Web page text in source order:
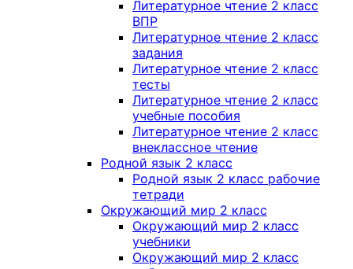
Литературное чтение 2 класс
ВПР
Литературное чтение 2 класс
задания
Литературное чтение 2 класс
тесты
Литературное чтение 2 класс
учебные пособия
Литературное чтение 2 класс
внеклассное чтение
Родной язык 2 класс
Родной язык 2 класс рабочие
тетради
Окружающий мир 2 класс
Окружающий мир 2 класс
учебники
Окружающий мир 2 класс